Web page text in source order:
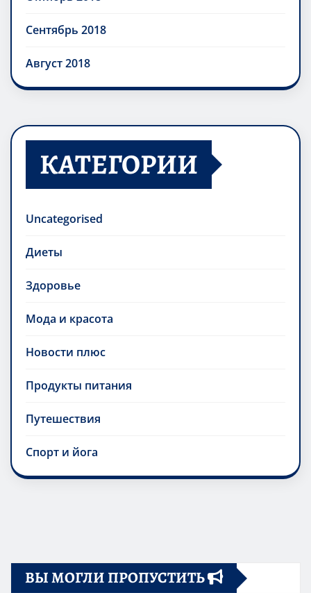
Сентябрь 2018
Август 2018
КАТЕГОРИИ
Uncategorised
Диеты
Здоровье
Мода и красота
Новости плюс
Продукты питания
Путешествия
Спорт и йога
ВЫ МОГЛИ ПРОПУСТИТЬ